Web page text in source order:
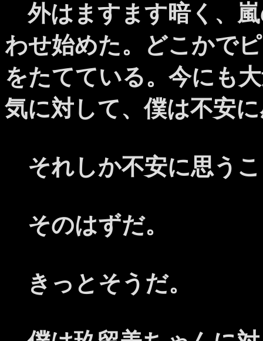
外はますます暗く、
わせ始めた。どこかで
をたてている。今にも
気に対して、僕は不安
それしか不安に思う
そのはずだ。
きっとそうだ。